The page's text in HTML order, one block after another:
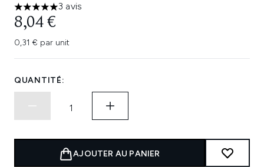
5 étoiles sur un maximum de 5
3 avis
8,04 €
0,31 € par unit
QUANTITÉ:
AJOUTER AU PANIER